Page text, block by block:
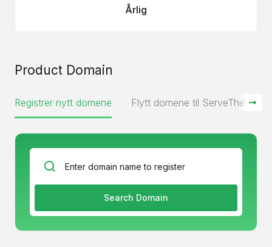
Årlig
Product Domain
Registrer nytt domene Flytt domene til ServeTheWorld
Search Domain